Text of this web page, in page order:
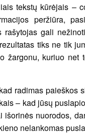
tekstų kūrėjais –
peržiūra,
rašytojas gali
tiks ne tik
žargonu, kuriuo net
radimas paieškos
– kad jūsų
išorinės nuorodos,
nelankomas